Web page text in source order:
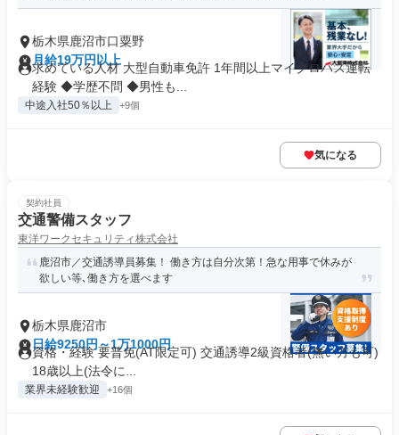
栃木県鹿沼市口粟野
月給19万円以上
求めている人材 大型自動車免許 1年間以上マイクロバス運転
経験 ◆学歴不問 ◆男性も...
中途入社50％以上 +9個
気になる
契約社員
交通警備スタッフ
東洋ワークセキュリティ株式会社
鹿沼市／交通誘導員募集！ 働き方は自分次第！急な用事で休みが
欲しい等､働き方を選べます
栃木県鹿沼市
日給9250円～1万1000円
資格・経験 要普免(AT限定可) 交通誘導2級資格者(無い方も可)
18歳以上(法令に...
業界未経験歓迎 +16個